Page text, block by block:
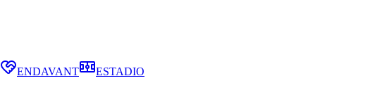
ENDAVANT
ESTADIO